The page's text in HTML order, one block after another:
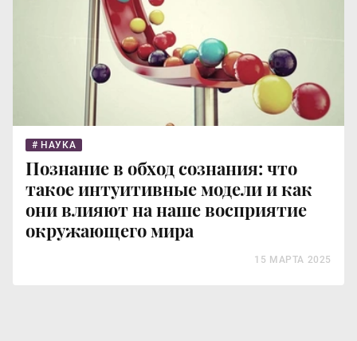
НАУКА
Познание в обход сознания: что
такое интуитивные модели и как
они влияют на наше восприятие
окружающего мира
15 МАРТА 2025